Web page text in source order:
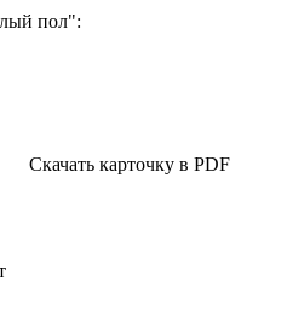
пол":
Скачать карточку в PDF